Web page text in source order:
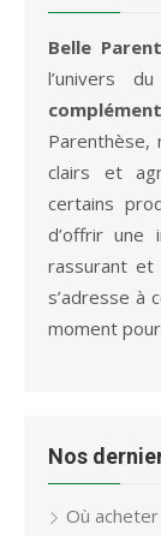
Belle
l’univers du
Parenthèse,
clairs et
certains
d’offrir une
rassurant et
s’adresse à
moment
Nos
Où